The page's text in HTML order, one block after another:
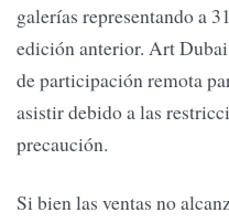
galerías representando a
edición anterior. Art
de participación remota
asistir debido a las
precaución.
Si bien las ventas no